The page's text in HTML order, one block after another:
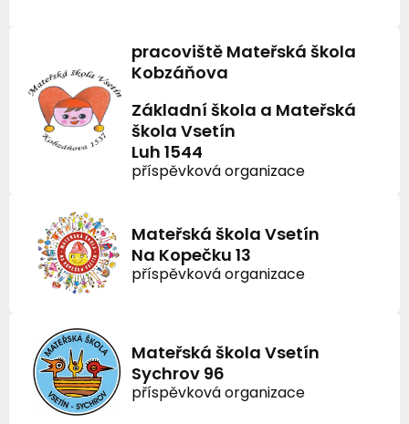
pracoviště Mateřská škola
Kobzáňova
Základní škola a Mateřská
škola Vsetín
Luh 1544
příspěvková organizace
Mateřská škola Vsetín
Na Kopečku 13
příspěvková organizace
Mateřská škola Vsetín
Sychrov 96
příspěvková organizace